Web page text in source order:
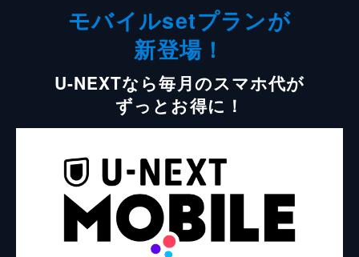
モバイルsetプランが
新登場！
U-NEXTなら毎月のスマホ代が
ずっとお得に！